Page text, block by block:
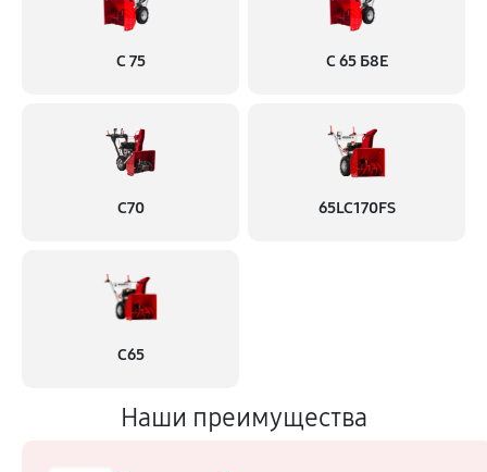
С 75 С 65 Б8Е
С70 65LC170FS
С65
Наши преимущества